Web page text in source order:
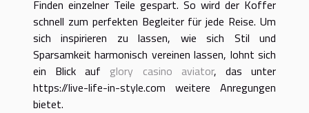
Finden einzelner Teile gespart. So wird der Koffer
schnell zum perfekten Begleiter für jede Reise. Um
sich inspirieren zu lassen, wie sich Stil und
Sparsamkeit harmonisch vereinen lassen, lohnt sich
ein Blick auf glory casino aviator, das unter
https://live-life-in-style.com weitere Anregungen
bietet.